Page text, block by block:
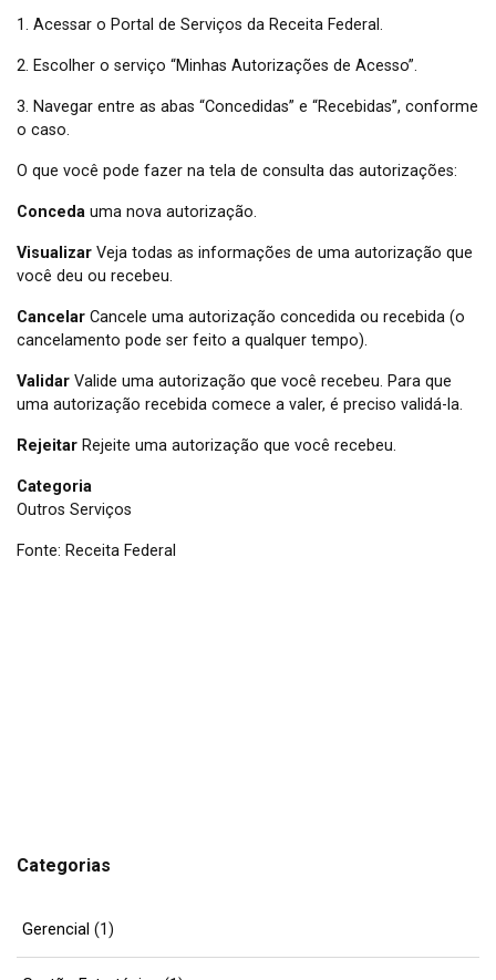
1. Acessar o Portal de Serviços da Receita Federal.
2. Escolher o serviço “Minhas Autorizações de Acesso”.
3. Navegar entre as abas “Concedidas” e “Recebidas”, conforme
o caso.
O que você pode fazer na tela de consulta das autorizações:
Conceda uma nova autorização.
Visualizar Veja todas as informações de uma autorização que
você deu ou recebeu.
Cancelar Cancele uma autorização concedida ou recebida (o
cancelamento pode ser feito a qualquer tempo).
Validar Valide uma autorização que você recebeu. Para que
uma autorização recebida comece a valer, é preciso validá-la.
Rejeitar Rejeite uma autorização que você recebeu.
Categoria
Outros Serviços
Fonte: Receita Federal
Categorias
Gerencial (1)